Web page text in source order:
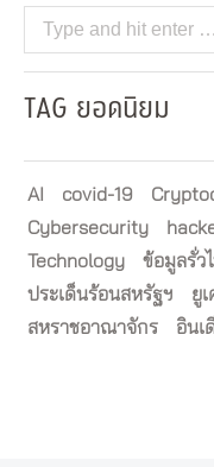
Search:
TAG ยอดนิยม
AI covid-19
Cybersecurity
Technology
ข้อมูลรั่ว
ประเด็นร้อนสหรัฐฯ
ยู
สหราชอาณาจักร
อินเ